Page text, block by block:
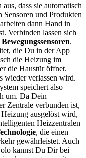
dass sie automatisch
Sensoren und Produkten
dann Hand in
Verbinden lassen sich
Bewegungssensoren.
die Du in der App
die Heizung im
die Haustür öffnet.
wieder verlassen wird.
speichert also
um. Da Dein
Zentrale verbunden ist,
ausgelöst wird,
Heizzentralen
, die einen
gewährleistet. Auch
kannst Du Dir bei